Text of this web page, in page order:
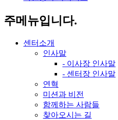
주메뉴입니다.
센터소개
인사말
- 이사장 인사말
- 센터장 인사말
연혁
미션과 비전
함께하는 사람들
찾아오시는 길